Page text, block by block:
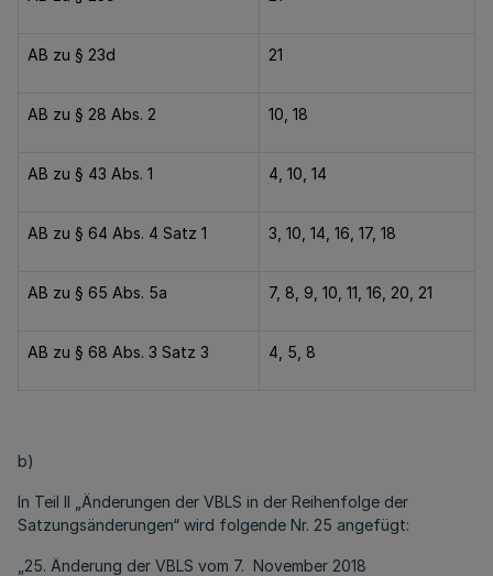
AB zu § 23d 21
AB zu § 28 Abs. 2 10, 18
AB zu § 43 Abs. 1 4, 10, 14
AB zu § 64 Abs. 4 Satz 1 3, 10, 14, 16, 17, 18
AB zu § 65 Abs. 5a 7, 8, 9, 10, 11, 16, 20, 21
AB zu § 68 Abs. 3 Satz 3 4, 5, 8
b)
In Teil II „Änderungen der VBLS in der Reihenfolge der
Satzungsänderungen“ wird folgende Nr. 25 angefügt:
„25. Änderung der VBLS vom 7. November 2018